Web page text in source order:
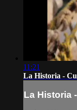
11:21
La Historia -
La Historia